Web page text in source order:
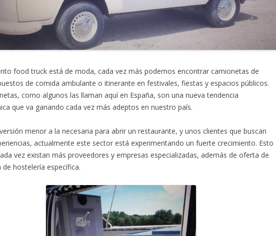
MONTADORAS DE NATA
PALOMITERAS / POP-CORN
PASTEURIZADORAS
PASTO-MANTECADORAS
food truck está de moda, cada vez más podemos encontrar camionetas de
de comida ambulante o itinerante en festivales, fiestas y espacios públicos.
como algunos las llaman aquí en España, son una nueva tendencia
que va ganando cada vez más adeptos en nuestro país.
menor a la necesaria para abrir un restaurante, y unos clientes que buscan
actualmente este sector está experimentando un fuerte crecimiento. Esto
vez existan más proveedores y empresas especializadas, además de oferta de
de hostelería específica.